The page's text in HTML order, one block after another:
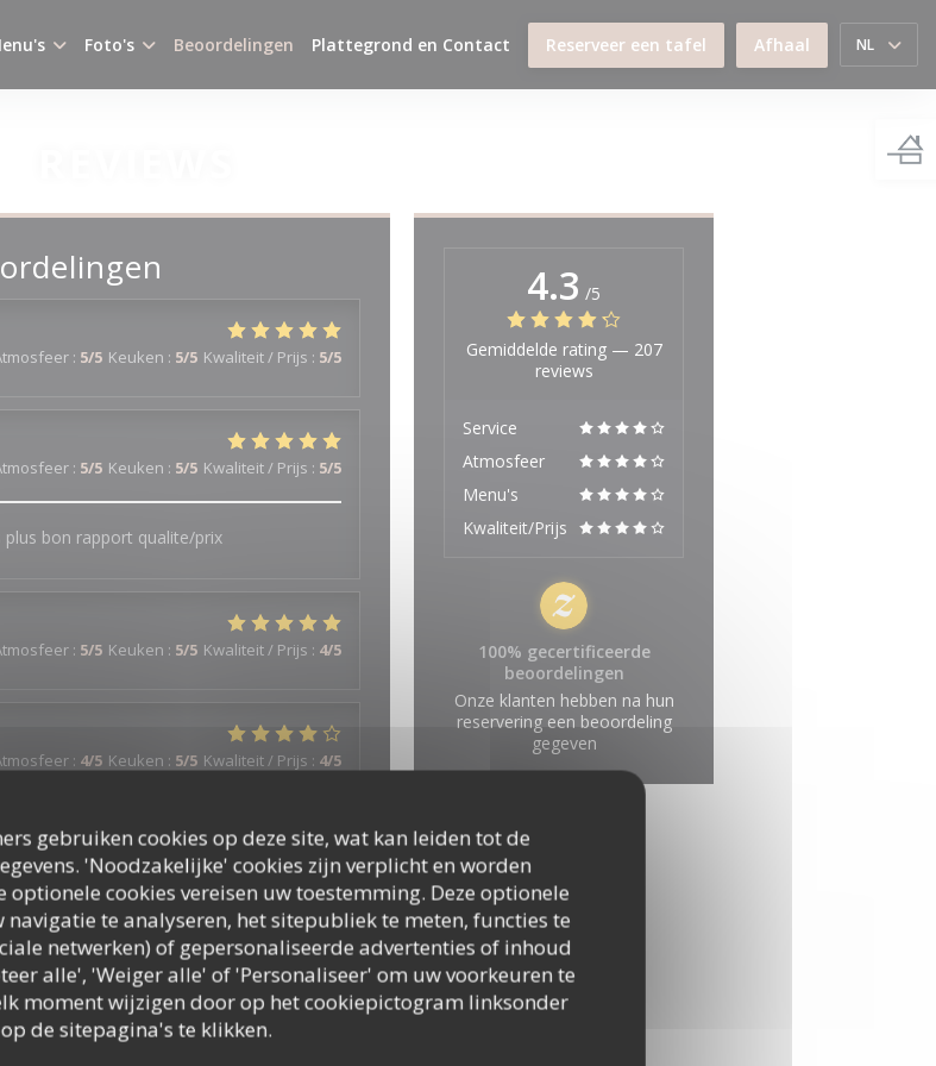
gebruiken cookies op deze site, wat kan leiden tot de
'Noodzakelijke' cookies zijn verplicht en worden
cookies vereisen uw toestemming. Deze optionele
te analyseren, het sitepubliek te meten, functies te
netwerken) of gepersonaliseerde advertenties of inhoud
alle', 'Weiger alle' of 'Personaliseer' om uw voorkeuren te
moment wijzigen door op het cookiepictogram linksonder
op de sitepagina's te klikken.
Foto's Beoordelingen Plattegrond en Contact Reserveer een tafel Afhaal NL
: 5/5 Keuken : 5/5 Kwaliteit / Prijs : 5/5
: 5/5 Keuken : 5/5 Kwaliteit / Prijs : 5/5
bon rapport qualite/prix
: 5/5 Keuken : 5/5 Kwaliteit / Prijs : 4/5
: 4/5 Keuken : 5/5 Kwaliteit / Prijs : 4/5
: 4/5 Keuken:4/5 Kwaliteit / Prijs :5/5
: 5 /5 Keuken :5/5 Kwaliteit / Prijs: 5/5
4.3 /5
Gemiddelde rating — 207
reviews
Service
Atmosfeer
Menu's
Kwaliteit/Prijs
100% gecertificeerde
beoordelingen
Onze klanten hebben na hun
reservering een beoordeling
gegeven